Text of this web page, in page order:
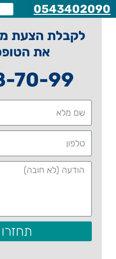
0543402090
לקבלת הצעת
את
70-99